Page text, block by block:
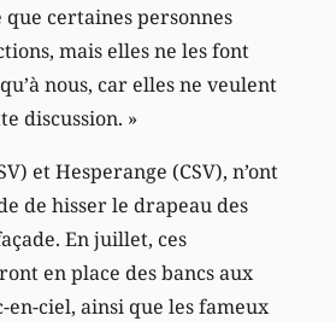
certaines personnes
mais elles ne les font
nous, car elles ne veulent
discussion. »
et Hesperange (CSV), n’ont
de hisser le drapeau des
En juillet, ces
en place des bancs aux
en-ciel, ainsi que les fameux